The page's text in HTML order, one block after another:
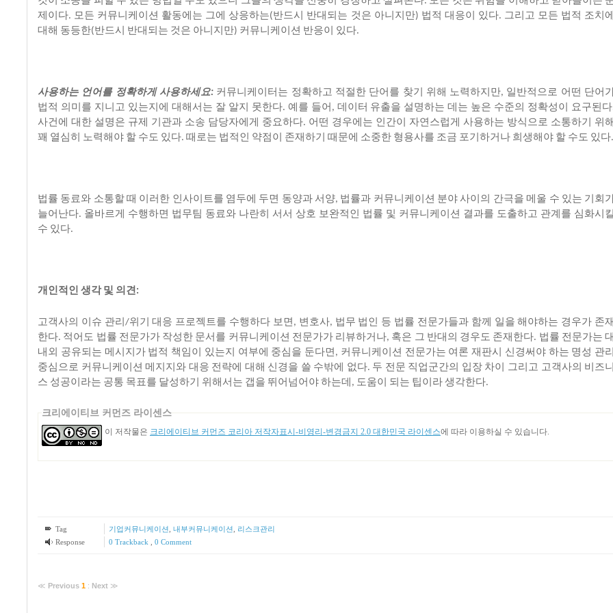
제이다. 모든 커뮤니케이션 활동에는 그에 상응하는(반드시 반대되는 것은 아니지만) 법적 대응이 있다. 그리고 모든 법적 조치에
대해 동등한(반드시 반대되는 것은 아니지만) 커뮤니케이션 반응이 있다.
사용하는 언어를 정확하게 사용하세요: 커뮤니케이터는 정확하고 적절한 단어를 찾기 위해 노력하지만, 일반적으로 어떤 단어
법적 의미를 지니고 있는지에 대해서는 잘 알지 못한다. 예를 들어 , 데이터 유출을 설명하는 데는 높은 수준의 정확성이 요구된다
사건에 대한 설명은 규제 기관과 소송 담당자에게 중요하다. 어떤 경우에는 인간이 자연스럽게 사용하는 방식으로 소통하기
위해
꽤 열심히 노력해야 할 수도 있다. 때로는 법적인 약점이 존재하기 때문에 소중한 형용사를 조금 포기하거나 희생해야 할 수도 있다.
법률 동료와 소통할 때 이러한 인사이트를 염두에 두면 동양과 서양, 법률과 커뮤니케이션 분야 사이의 간극을 메울 수 있는 기회
늘어난다. 올바르게 수행하면 법무팀 동료와 나란히 서서 상호 보완적인 법률 및 커뮤니케이션 결과를 도출하고 관계를 심화시킬
수 있다.
개인적인 생각 및 의견 :
고객사의 이슈 관리 /위기 대응 프로젝트를 수행하다 보면 , 변호사, 법무 법인 등 법률 전문가들과 함께 일을 해야하는 경우가 존재
한다. 적어도 법률 전문가가 작성한 문서를 커뮤니케이션 전문가가 리뷰하거나, 혹은 그 반대의 경우도 존재한다. 법률 전문가는 대
내외 공유되는 메시지가 법적 책임이 있는지 여부에 중심을 둔다면 , 커뮤니케이션 전문가는 여론 재판시 신경써야 하는 명성 관리
중심으로 커뮤니케이션 메지지와 대응 전략에 대해 신경을 쓸 수밖에 없다. 두 전문 직업군간의 입장 차이 그리고 고객사의 비즈니
스 성공이라는 공통 목표를 달성하기 위해서는 갭을 뛰어넘어야하는데 , 도움이 되는 팁이라생각한다.
크리에이티브 커먼즈 라이센스
이 저작물은 크리에이티브 커먼즈 코리아 저작자표시-비영리-변경금지 2.0 대한민국 라이센스에 따라 이용하실 수 있습니다.
Tag 기업커뮤니케이션 내부커뮤니케이션
리스크관리
Response
0 Trackback 0 Comment
≪ Previous 1 : Next ≫